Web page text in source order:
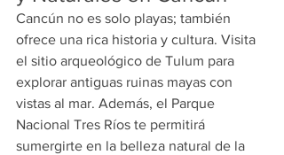
Cancún no es solo playas; también
ofrece una rica historia y cultura. Visita
el sitio arqueológico de Tulum para
explorar antiguas ruinas mayas con
vistas al mar. Además, el Parque
Nacional Tres Ríos te permitirá
sumergirte en la belleza natural de la